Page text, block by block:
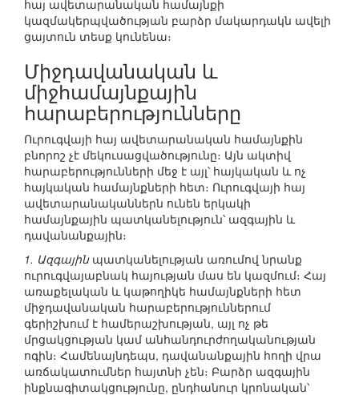
հայ ավետարանական համայնքի
կազմակերպվածության բարձր մակարդակն ավելի
ցայտուն տեսք կունենա։
Միջդավանական և
միջհամայնքային
հարաբերությունները
Ուրուգվայի հայ ավետարանական համայնքին
բնորոշ չէ մեկուսացվածությունը։ Այն ակտիվ
հարաբերությունների մեջ է այլ՝ հայկական և ոչ
հայկական համայնքների հետ։ Ուրուգվայի հայ
ավետարանականներն ունեն երկակի
համայնքային պատկանելություն՝ ազգային և
դավանանքային։
1. Ազգայինպատկանելության առումով նրանք
ուրուգվայաբնակ հայության մաս են կազմում։ Հայ
առաքելական և կաթողիկե համայնքների հետ
միջդավանական հարաբերություններում
գերիշխում է համերաշխության, այլ ոչ թե
մրցակցության կամ անհանդուրժողականության
ոգին։ Համենայնդեպս, դավանանքային հողի վրա
առճակատումներ հայտնի չեն։ Բարձր ազգային
ինքնագիտակցությունը, ընդհանուր կրոնական՝